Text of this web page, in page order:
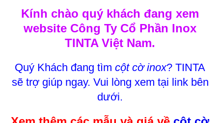
Kính chào quý khách đang xem
website Công Ty Cổ Phần Inox
TINTA Việt Nam.
Quý Khách đang tìm cột cờ inox? TINTA
sẽ trợ giúp ngay. Vui lòng xem tại link bên
dưới.